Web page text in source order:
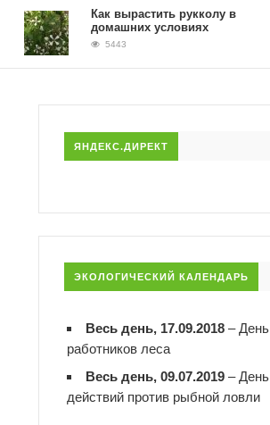
Как вырастить рукколу в
домашних условиях
5443
ЯНДЕКС.ДИРЕКТ
ЭКОЛОГИЧЕСКИЙ КАЛЕНДАРЬ
Весь день, 17.09.2018 –День
работников леса
Весь день, 09.07.2019 –День
действий против рыбной ловли